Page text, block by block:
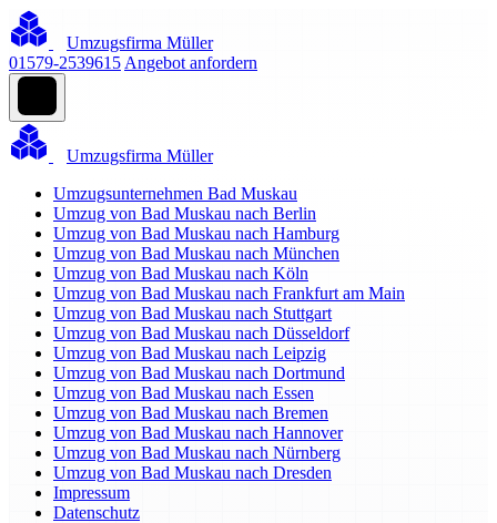
Umzugsfirma Müller
01579-2539615 Angebot anfordern
Umzugsfirma Müller
Umzugsunternehmen Bad Muskau
Umzug von Bad Muskau nach Berlin
Umzug von Bad Muskau nach Hamburg
Umzug von Bad Muskau nach München
Umzug von Bad Muskau nach Köln
Umzug von Bad Muskau nach Frankfurt am Main
Umzug von Bad Muskau nach Stuttgart
Umzug von Bad Muskau nach Düsseldorf
Umzug von Bad Muskau nach Leipzig
Umzug von Bad Muskau nach Dortmund
Umzug von Bad Muskau nach Essen
Umzug von Bad Muskau nach Bremen
Umzug von Bad Muskau nach Hannover
Umzug von Bad Muskau nach Nürnberg
Umzug von Bad Muskau nach Dresden
Impressum
Datenschutz